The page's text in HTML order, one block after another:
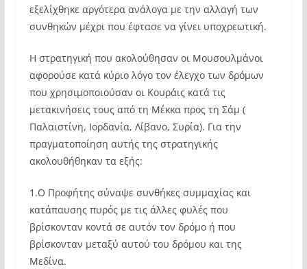
εξελίχθηκε αργότερα ανάλογα με την αλλαγή των
συνθηκών μέχρι που έφτασε να γίνει υποχρεωτική.
Η στρατηγική που ακολούθησαν οι Μουσουλμάνοι
αφορούσε κατά κύριο λόγο τον έλεγχο των δρόμων
που χρησιμοποιούσαν οι Κουράις κατά τις
μετακινήσεις τους από τη Μέκκα προς τη Σάμ (
Παλαιστίνη, Ιορδανία, Λίβανο, Συρία). Για την
πραγματοποίηση αυτής της στρατηγικής
ακολουθήθηκαν τα εξής:
1.Ο Προφήτης σύναψε συνθήκες συμμαχίας και
κατάπαυσης πυρός με τις άλλες φυλές που
βρίσκονταν κοντά σε αυτόν τον δρόμο ή που
βρίσκονταν μεταξύ αυτού του δρόμου και της
Μεδίνα.